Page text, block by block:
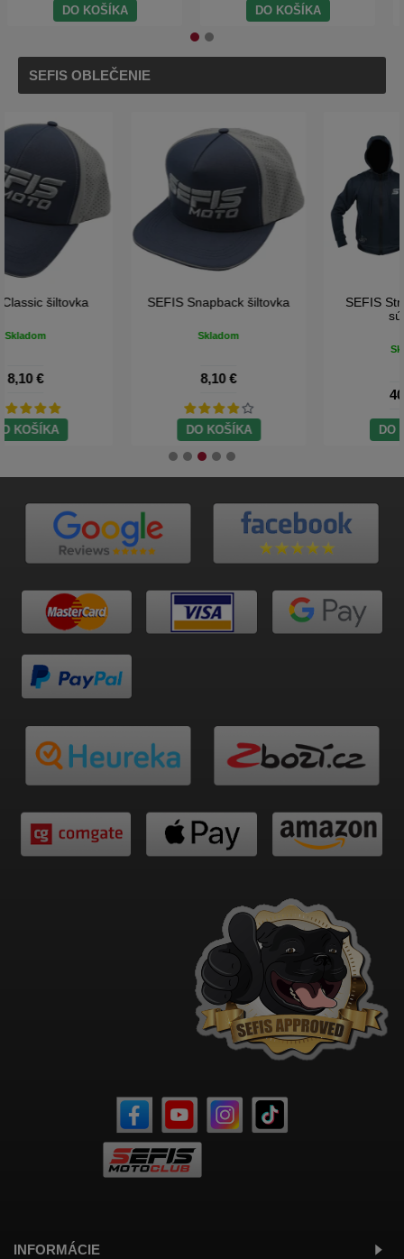
DO KOŠÍKA DO KOŠÍKA
SEFIS OBLEČENIE
SEFIS Snapback šiltovka
SEFIS Street tepláková
INFORMÁCIE